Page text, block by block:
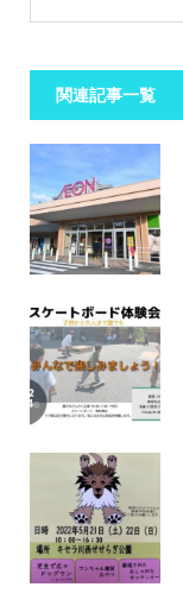
関連記事一覧